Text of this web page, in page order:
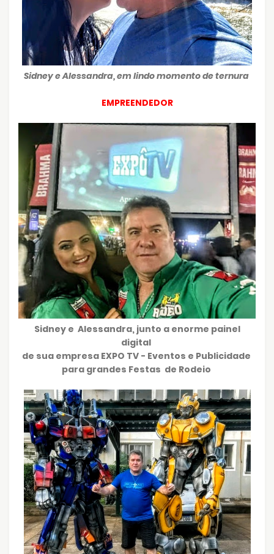
Sidney e Alessandra, em lindo momento de ternura
EMPREENDEDOR
Sidney e Alessandra, junto a enorme painel
digital
de sua empresa EXPO TV - Eventos e Publicidade
para grandes Festas de Rodeio